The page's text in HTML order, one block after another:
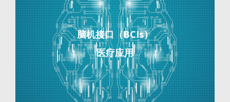
脑机接口（BCIs）
医疗应用